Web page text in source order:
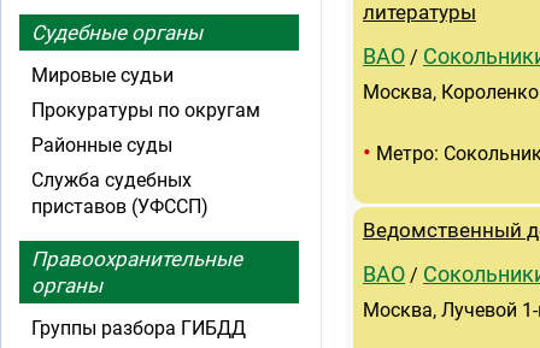
литературы
ВАО /
Москва,
• Метро:
Ведомственный
ВАО /
Москва, Лучевой
Судебные органы
Мировые судьи
Прокуратуры по округам
Районные суды
Служба судебных
приставов (УФССП)
Правоохранительные
органы
Группы разбора ГИБДД